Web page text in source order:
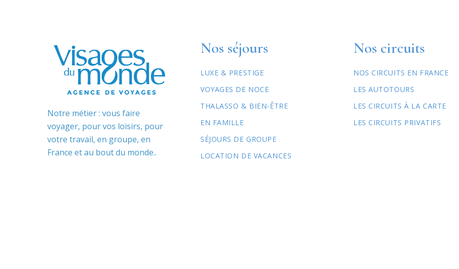
Notre métier : vous faire
voyager, pour vos loisirs, pour
votre travail, en groupe, en
France et au bout du monde..
Nos séjours
LUXE & PRESTIGE
VOYAGES DE NOCE
THALASSO & BIEN-ÊTRE
EN FAMILLE
SÉJOURS DE GROUPE
LOCATION DE VACANCES
Nos circuits
NOS CIRCUITS EN FRANCE
LES AUTOTOURS
LES CIRCUITS À LA CARTE
LES CIRCUITS PRIVATIFS